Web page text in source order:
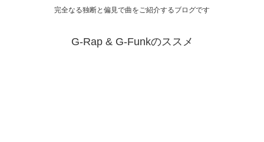
完全なる独断と偏見で曲をご紹介するブログです
G-Rap & G-Funkのススメ